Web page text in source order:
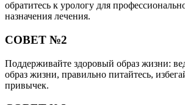
обратитесь к урологу для
назначения лечения.
СОВЕТ №2
Поддерживайте здоровый образ жизни:
образ жизни, правильно питайтесь,
привычек.